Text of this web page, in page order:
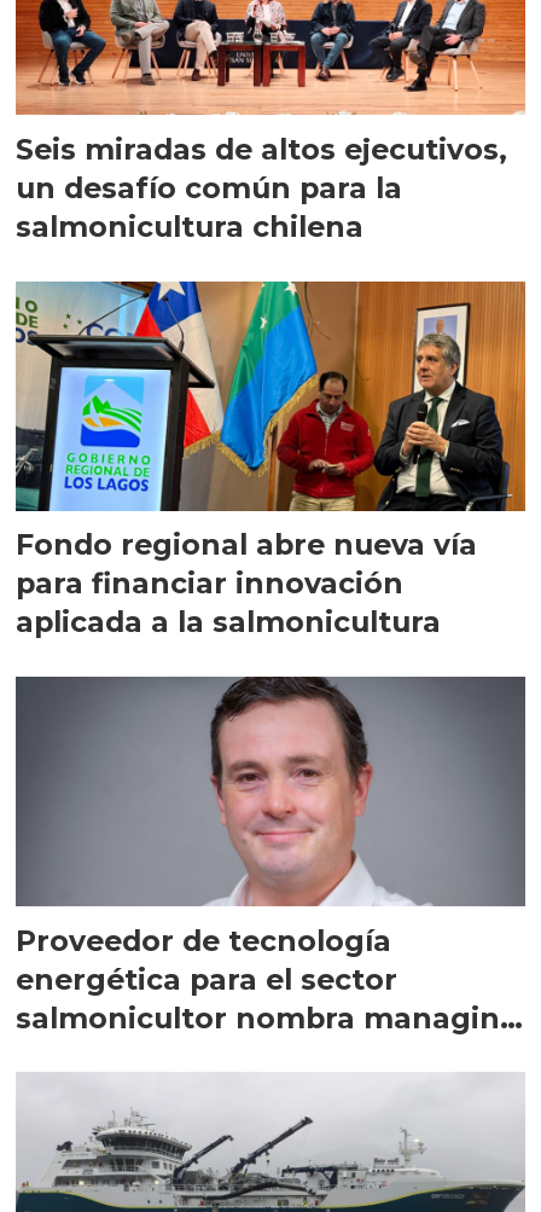
Seis miradas de altos ejecutivos,
un desafío común para la
salmonicultura chilena
Fondo regional abre nueva vía
para financiar innovación
aplicada a la salmonicultura
Proveedor de tecnología
energética para el sector
salmonicultor nombra managing